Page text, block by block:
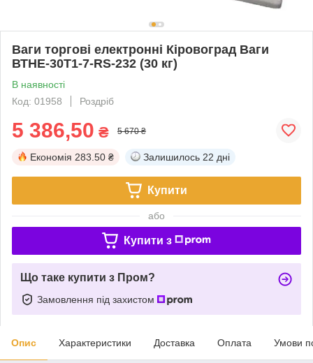
Ваги торгові електронні Кіровоград Ваги
ВТНЕ-30Т1-7-RS-232 (30 кг)
В наявності
Код: 01958
Роздріб
5 386,50 ₴ 5 670 ₴
Економія 283.50 ₴ Залишилось 22 дні
Купити
або
Купити з
Що таке купити з Пром?
Замовлення під захистом
Опис Характеристики Доставка Оплата Умови